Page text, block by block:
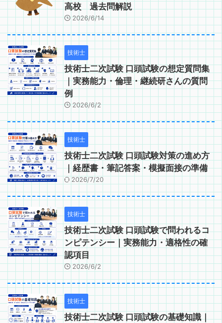
高校 過去問解説
2026/6/14
技術士
技術士二次試験 口頭試験の想定質問集
｜実務能力・倫理・継続研さんの質問
例
2026/6/2
技術士
技術士二次試験 口頭試験対策の進め方
｜経歴書・筆記答案・模擬面接の準備
2026/7/20
技術士
技術士二次試験 口頭試験で問われるコ
ンピテンシー｜実務能力・適格性の確
認項目
2026/6/2
技術士
技術士二次試験 口頭試験の基礎知識｜